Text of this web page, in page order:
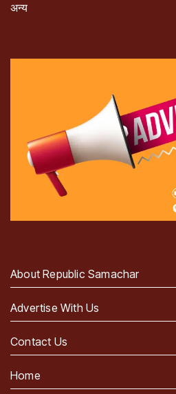
अन्य
About Republic Samachar
Advertise With Us
Contact Us
Home